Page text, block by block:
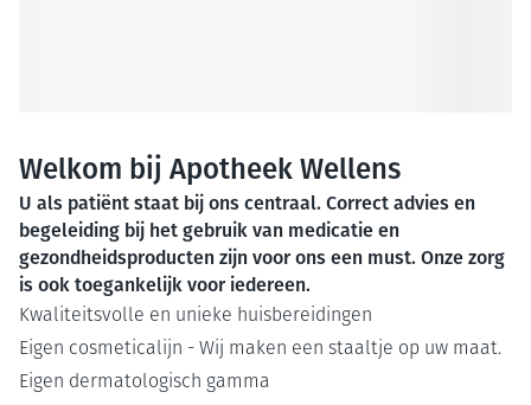
Welkom bij Apotheek Wellens
U als patiënt staat bij ons centraal. Correct advies en
begeleiding bij het gebruik van medicatie en
gezondheidsproducten zijn voor ons een must. Onze zorg
is ook toegankelijk voor iedereen.
Kwaliteitsvolle en unieke huisbereidingen
Eigen cosmeticalijn - Wij maken een staaltje op uw maat.
Eigen dermatologisch gamma